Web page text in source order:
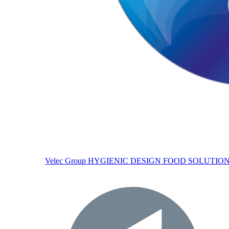
Velec Group HYGIENIC DESIGN FOOD